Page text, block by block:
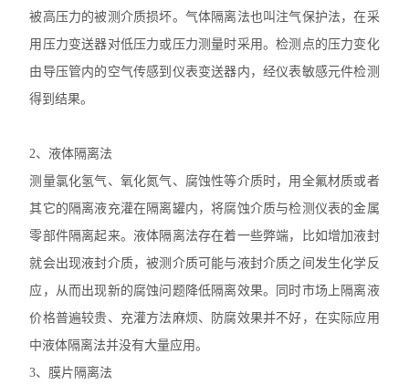
被高压力的被测介质损坏。气体隔离法也叫注气保护法，在采
用压力变送器对低压力或压力测量时采用。检测点的压力变化
由导压管内的空气传感到仪表变送器内，经仪表敏感元件检测
得到结果。
2、液体隔离法
测量氯化氢气、氧化氮气、腐蚀性等介质时，用全氟材质或者
其它的隔离液充灌在隔离罐内，将腐蚀介质与检测仪表的金属
零部件隔离起来。液体隔离法存在着一些弊端，比如增加液封
就会出现液封介质，被测介质可能与液封介质之间发生化学反
应，从而出现新的腐蚀问题降低隔离效果。同时市场上隔离液
价格普遍较贵、充灌方法麻烦、防腐效果并不好，在实际应用
中液体隔离法并没有大量应用。
3、膜片隔离法